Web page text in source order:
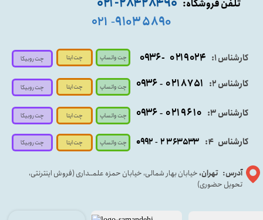
کارشناس ۱: ۰۲۱۹۰۲۴ - ۰۹۳۶
آدرس: تهران، خیابان بهار شمالی، خیابان حمزه علمــداری (فروش اینترنتی،
تحویل حضوری)
تلفن فروشگاه:
۵۸۹۰ ۹۱۰۳ -۰۲۱
کارشناس ۳: ۰۲۱۹۶۱۰ -۰۹۳۶
کارشناس ۲: ۰۲۱۸۷۵۱ - ۰۹۳۶
کارشناس 4
: ۲۳۶۳۵۳۳ - ۰۹۹۲
چت واتساپ
چت واتساپ
چت واتساپ
چت واتساپ
چت ایتا
چت ایتا
چت ایتا
چت ایتا
چت روبیکا
چت روبیکا
چت روبیکا
چت روبیکا